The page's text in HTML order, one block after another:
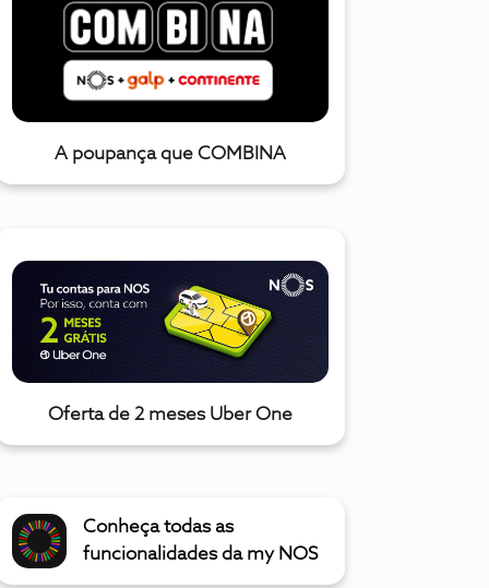
A poupança que COMBINA
Oferta de 2 meses Uber One
Conheça todas as
funcionalidades da my NOS